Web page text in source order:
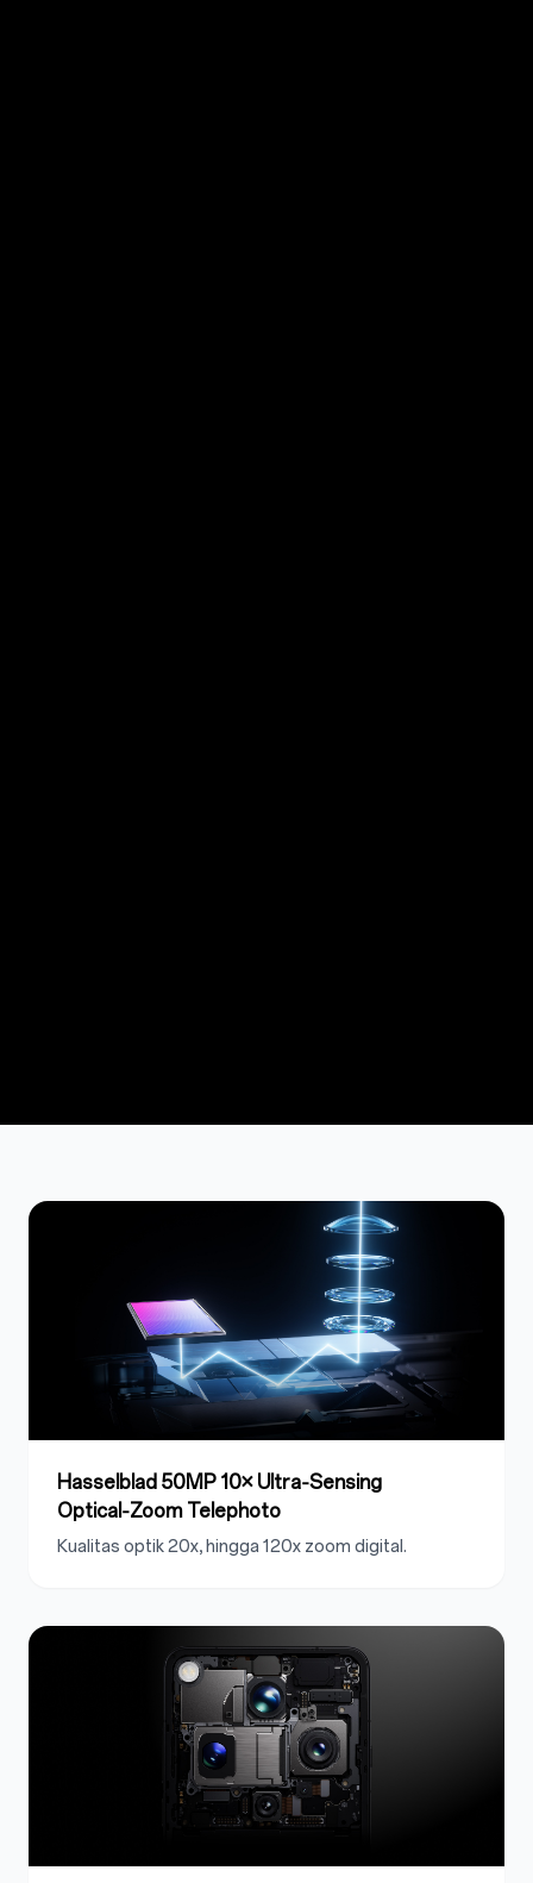
Hasselblad 50MP 10× Ultra‑Sensing
Optical‑Zoom Telephoto
Kualitas optik 20x, hingga 120x zoom digital.